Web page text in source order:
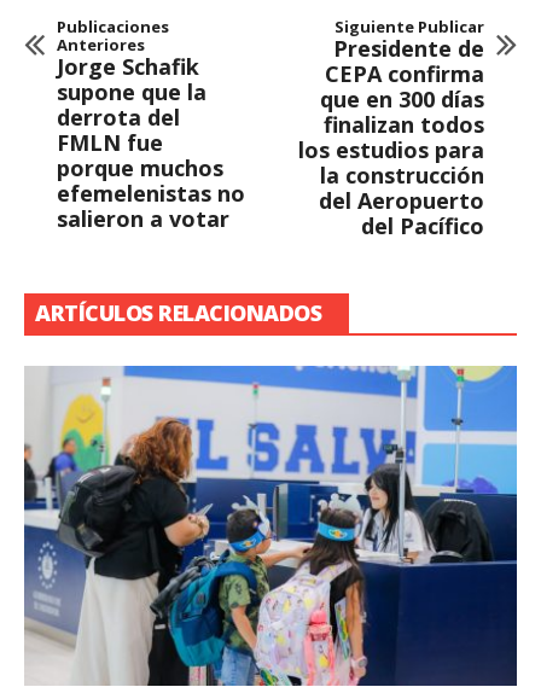
Publicaciones
Anteriores
Jorge Schafik
supone que la
derrota del
FMLN fue
porque muchos
efemelenistas no
salieron a votar
Siguiente Publicar
Presidente de
CEPA confirma
que en 300 días
finalizan todos
los estudios para
la construcción
del Aeropuerto
del Pacífico
ARTÍCULOS RELACIONADOS